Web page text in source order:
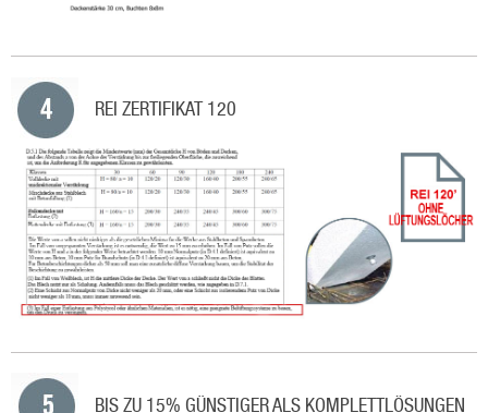
REI ZERTIFIKAT 120
BIS ZU 15% GÜNSTIGER ALS KOMPLETTLÖSUNGEN